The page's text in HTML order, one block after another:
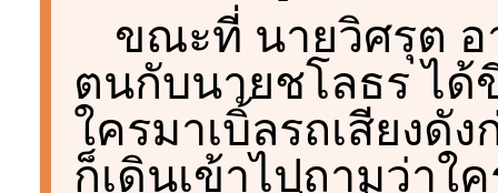
ขณะที่ นายวิศรุต อ
ตนกับนายชโลธร ได้
ใครมาเบิ้ลรถเสียงดั
ก็เดินเข้าไปถามว่าใ